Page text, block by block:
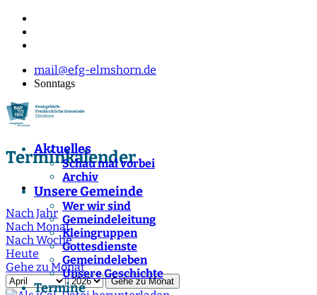
mail@efg-elmshorn.de
Sonntags
Aktuelles
Schau mal vorbei
Archiv
Unsere Gemeinde
Wer wir sind
Gemeindeleitung
Kleingruppen
Gottesdienste
Gemeindeleben
Unsere Geschichte
Termine
Terminkalender
Nach Jahr
Nach Monat
Nach Woche
Heute
Gehe zu Monat
Gehe zu Monat